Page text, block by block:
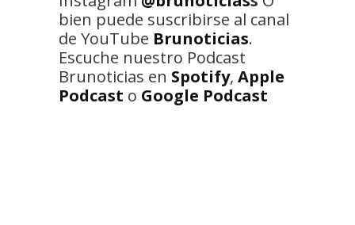
bien puede suscribirse al canal
de YouTube Brunoticias.
Escuche nuestro Podcast
Brunoticias en Spotify, Apple
Podcast o Google Podcast